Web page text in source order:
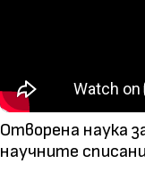
Отворена наука
научните